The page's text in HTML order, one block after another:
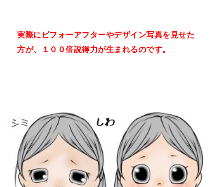
実際にビフォーアフターやデザイン写真を見せた
方が、１００倍説得力が生まれるのです。